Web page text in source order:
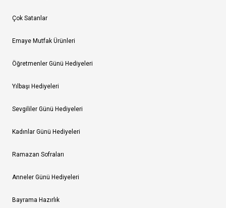
Çok Satanlar
Emaye Mutfak Ürünleri
Öğretmenler Günü Hediyeleri
Yılbaşı Hediyeleri
Sevgililer Günü Hediyeleri
Kadınlar Günü Hediyeleri
Ramazan Sofraları
Anneler Günü Hediyeleri
Bayrama Hazırlık